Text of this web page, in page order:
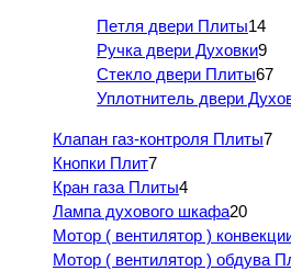
Петля двери Плиты14
Ручка двери Духовки9
Стекло двери Плиты67
Уплотнитель двери
Клапан газ-контроля Плиты7
Кнопки Плит7
Кран газа Плиты4
Лампа духового шкафа20
Мотор ( вентилятор )
Мотор ( вентилятор ) обдува